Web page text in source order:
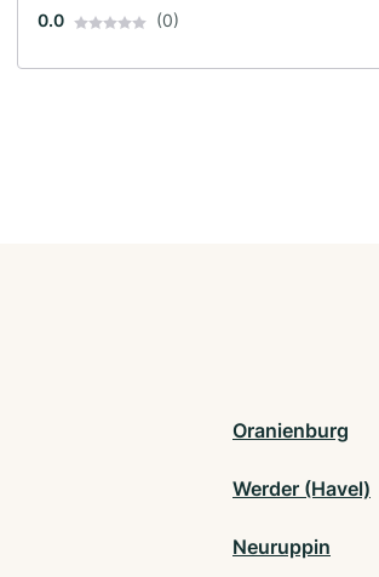
0.0 (0)
Oranienburg
Werder (Havel)
Neuruppin